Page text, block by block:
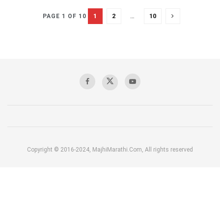
PAGE 1 OF 10 1 2 … 10
Copyright © 2016-2024, MajhiMarathi.Com, All rights reserved